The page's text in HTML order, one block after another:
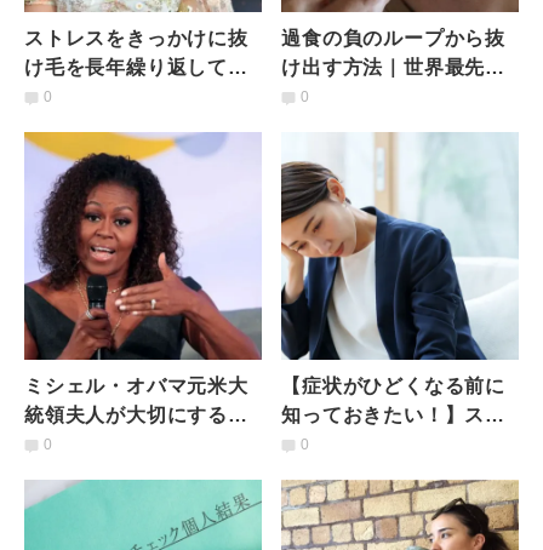
ストレスをきっかけに抜
け毛を長年繰り返してき
た｜元アイドル、アシュ
告白
0
過食の負のループから抜
け出す方法｜世界最先端
の食事法「インテュイテ
0
ミシェル・オバマ元米大
統領夫人が大切にする
「メンタルを強くする５
で話題】
0
【症状がひどくなる前に
知っておきたい！】スト
レス過多で出る「身体か
師監修
0